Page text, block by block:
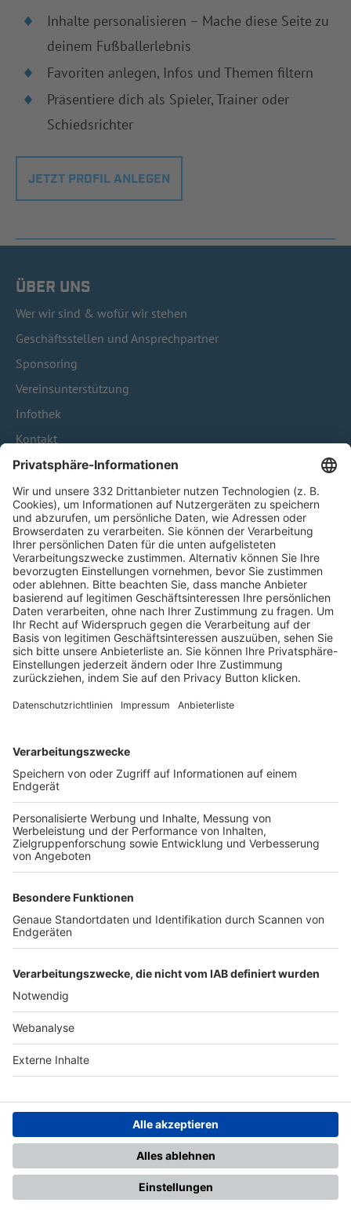
Inhalte personalisieren – Mache diese Seite zu
deinem Fußballerlebnis
Favoriten anlegen, Infos und Themen filtern
Präsentiere dich als Spieler, Trainer oder
Schiedsrichter
JETZT PROFIL ANLEGEN
ÜBER UNS
Wer wir sind & wofür wir stehen
Geschäftsstellen und Ansprechpartner
Sponsoring
Vereinsunterstützung
Infothek
Kontakt
HÄUFIG BESUCHTE SEITEN
Pässe und Vereinswechsel
Trainerausbildung
Schulungsangebot Vereinsmitarbeiter
BFV-Geschäftsstellen
Trainerbörse
Login SpielPlus
FOLGE DEM BFV
TOP-VEREINE
TOP-PARTNER
Nutzungsbedingungen Datenschutz Impressum